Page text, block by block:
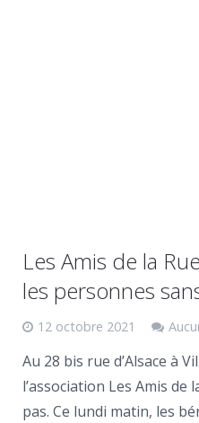
Les Amis de la
les personnes
12 octobre 2021
Au 28 bis rue d’Alsace à
l’association Les Amis de
pas. Ce lundi matin, les